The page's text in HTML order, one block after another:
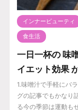
インナービューティ
食生活
一日一杯の 味
イエット効果
1.味噌汁で手軽にバ
グの記事でもかなり
る今の季節は運動も